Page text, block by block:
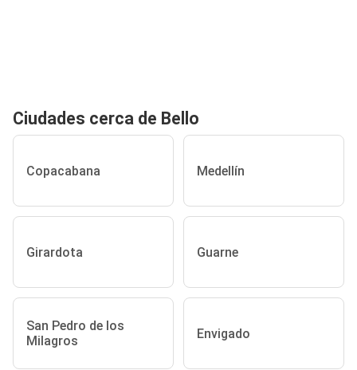
Ciudades cerca de Bello
Copacabana Medellín
Girardota Guarne
San Pedro de los
Milagros
Envigado